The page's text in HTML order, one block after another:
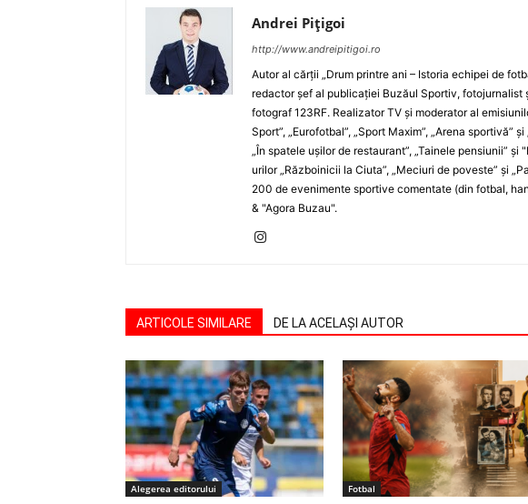
Andrei Pițigoi
http://www.andreipitigoi.ro
Autor al cărţii „Drum printre ani – Istoria echipei de
redactor şef al publicaţiei Buzăul Sportiv, fotojurnalist
fotograf 123RF. Realizator TV şi moderator al
Sport”, „Eurofotbal”, „Sport Maxim”, „Arena sportivă”
„În spatele uşilor de restaurant”, „Tainele pensiunii”
urilor „Războinicii la Ciuta”, „Meciuri de poveste” şi
200 de evenimente sportive comentate (din fotbal,
& "Agora Buzau".
ARTICOLE SIMILARE DE LA ACELAȘI AUTOR
Alegerea editorului Fotbal